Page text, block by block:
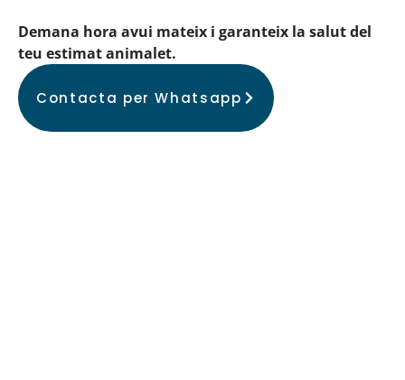
Demana hora avui mateix i garanteix la salut del
teu estimat animalet.
Contacta per Whatsapp